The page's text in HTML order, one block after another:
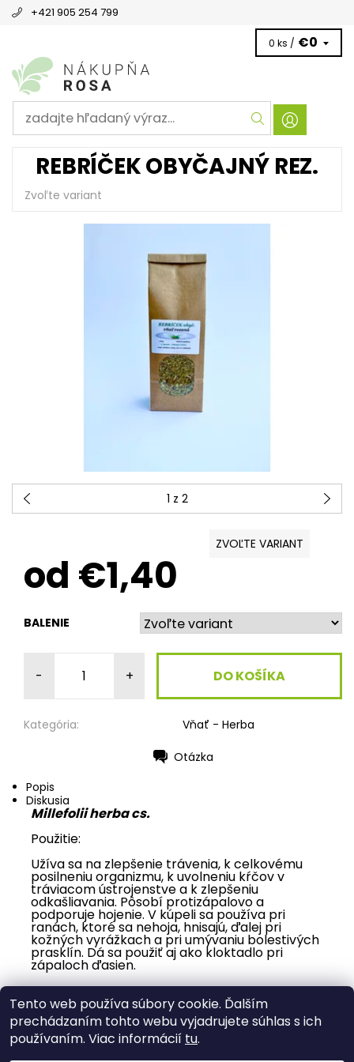
+421 905 254 799
0 ks / €0
REBRÍČEK OBYČAJNÝ REZ.
Zvoľte variant
1 z 2
ZVOĽTE VARIANT
od €1,40
BALENIE
- +
Kategória: Vňať - Herba
Otázka
Popis
Diskusia
Millefolii herba cs.
Použitie:
Užíva sa na zlepšenie trávenia, k celkovému
posilneniu organizmu, k uvolneniu kŕčov v
tráviacom ústrojenstve a k zlepšeniu
odkašliavania. Pôsobí protizápalovo a
podporuje hojenie. V kúpeli sa používa pri
ranách, ktoré sa nehoja, hnisajú, ďalej pri
kožných vyrážkach a pri umývaniu bolestivých
prasklín. Dá sa použiť aj ako kloktadlo pri
zápaloch ďasien.
Buďte prvý, kto napíše príspevok k tejto položke.
Pridať komentár
Tento web používa súbory cookie. Ďalším
prechádzaním tohto webu vyjadrujete súhlas s ich
používaním. Viac informácií tu.